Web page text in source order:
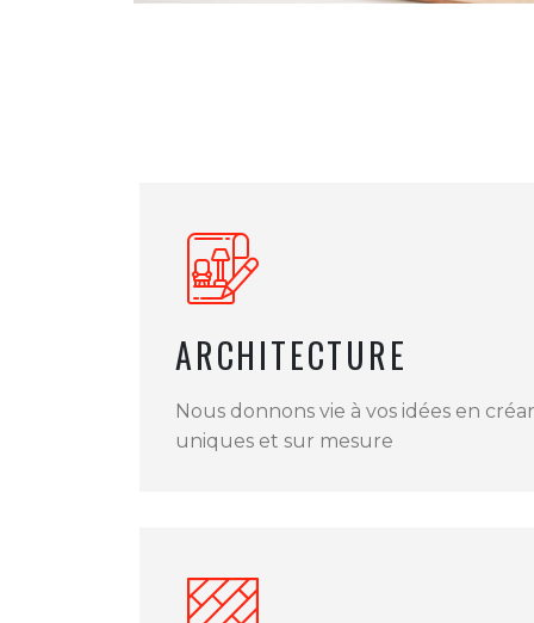
ARCHITECTURE
Nous donnons vie à vos idées en
uniques et sur mesure